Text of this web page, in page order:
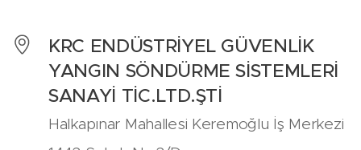
KRC ENDÜSTRİYEL GÜVENLİK
YANGIN SÖNDÜRME SİSTEMLERİ
SANAYİ TİC.LTD.ŞTİ
Halkapınar Mahallesi Keremoğlu İş Merkezi